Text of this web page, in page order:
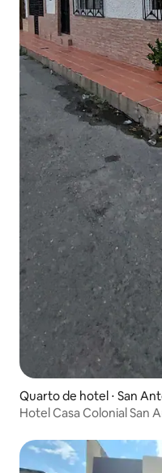
Quarto de hotel ⋅ San
Hotel Casa Colonial San